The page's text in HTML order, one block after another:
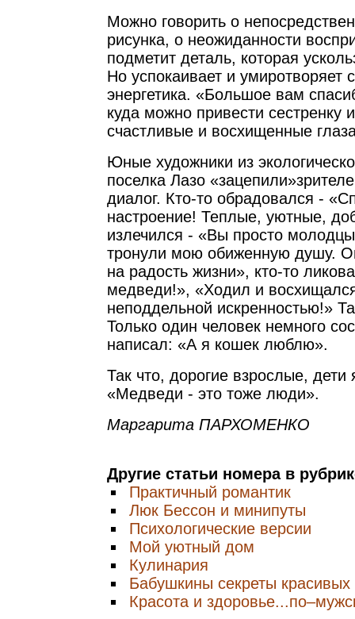
Можно говорить о
рисунка, о неожиданности
подметит деталь, которая
Но успокаивает и умиротворяет
энергетика. «Большое вам
куда можно привести сестренку
счастливые и восхищенные
Юные художники из
поселка Лазо
диалог. Кто-то обрадовался -
настроение! Теплые, уютные,
излечился - «Вы просто
тронули мою обиженную душу.
на радость жизни», кто-то
медведи!», «Ходил и
неподдельной искренностью!»
Только один человек немного
написал: «А я кошек люблю».
Так что, дорогие взрослые, дети
«Медведи - это тоже люди».
Маргарита ПАРХОМЕНКО
Другие статьи номера в
Практичный романтик
Люк Бессон и минипуты
Психологические версии
Мой уютный дом
Кулинария
Бабушкины секреты красивых
Красота и